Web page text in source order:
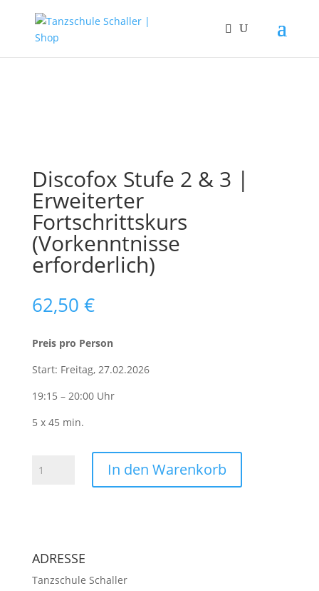
Discofox Stufe 2 & 3 |
Erweiterter
Fortschrittskurs
(Vorkenntnisse
erforderlich)
62,50 €
Preis pro Person
Start: Freitag, 27.02.2026
19:15 – 20:00 Uhr
5 x 45 min.
Erweiterter
Fortschrittskurs
In den Warenkorb
ADRESSE
Tanzschule Schaller